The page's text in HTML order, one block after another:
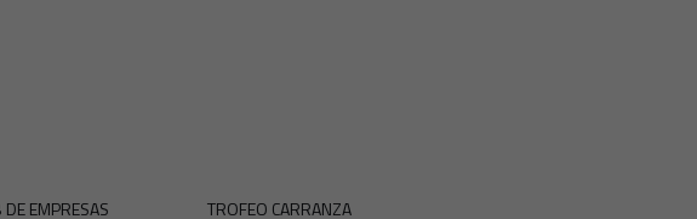
DE EMPRESAS
TROFEO CARRANZA